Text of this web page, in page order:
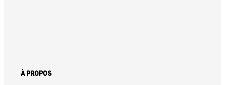
À PROPOS